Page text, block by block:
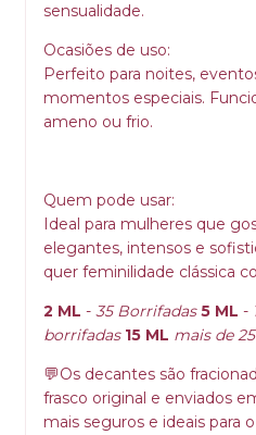
sensualidade.
Ocasiões de uso:
Perfeito para noites,
momentos especiais.
ameno ou frio.
Quem pode usar:
Ideal para mulheres que
elegantes, intensos e
quer feminilidade clássica
2 ML - 35 Borrifadas 5 ML -
borrifadas 15 ML mais de
💬Os decantes são
frasco original e enviados
mais seguros e ideais para